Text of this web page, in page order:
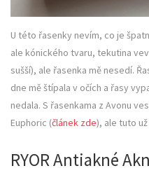
U této řasenky nevím, co je
ale kónického tvaru, tekutina
sušší), ale řasenka mě nesedí.
dne mě štípala v očích a řasy
nedala. S řasenkama z Avonu
Euphoric (článek zde), ale tuto
RYOR Antiakné